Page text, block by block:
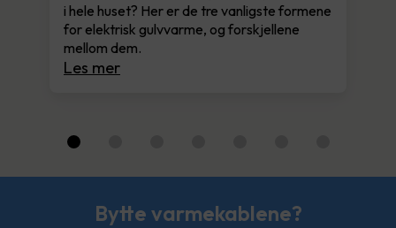
i hele huset? Her er de tre vanligste formene
for elektrisk gulvvarme, og forskjellene
mellom dem.
Les mer
Bytte varmekablene?